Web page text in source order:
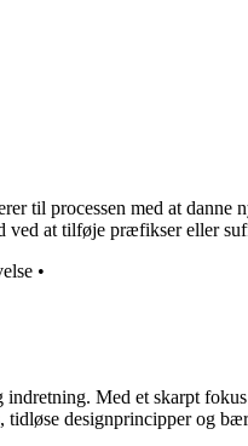
til processen med at
ved at tilføje præfikser eller
•
Med et skarpt
designprincipper og